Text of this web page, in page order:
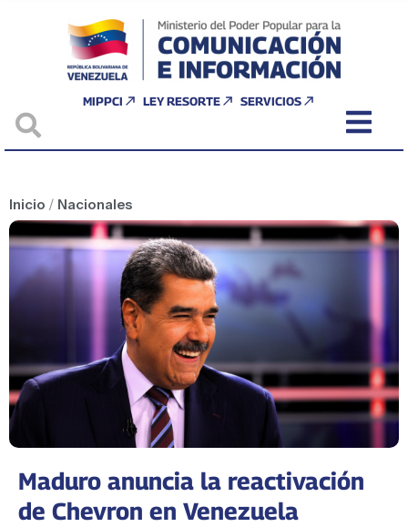
MIPPCI LEY RESORTE SERVICIOS
Inicio / Nacionales
Maduro anuncia la reactivación
de Chevron en Venezuela